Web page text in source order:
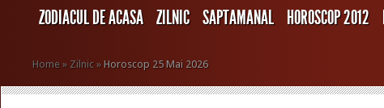
ZODIACUL DE ACASA ZILNIC SAPTAMANAL HOROSCOP 2012
Home » Zilnic » Horoscop 25 Mai 2026